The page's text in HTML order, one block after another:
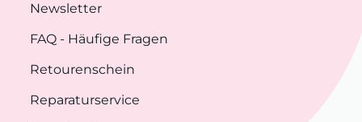
Newsletter
FAQ - Häufige Fragen
Retourenschein
Reparaturservice